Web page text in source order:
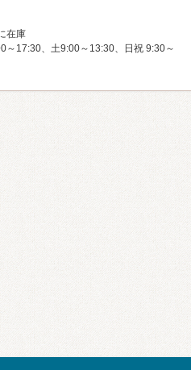
在庫
～17:30、土9:00～13:30、日祝 9:30～